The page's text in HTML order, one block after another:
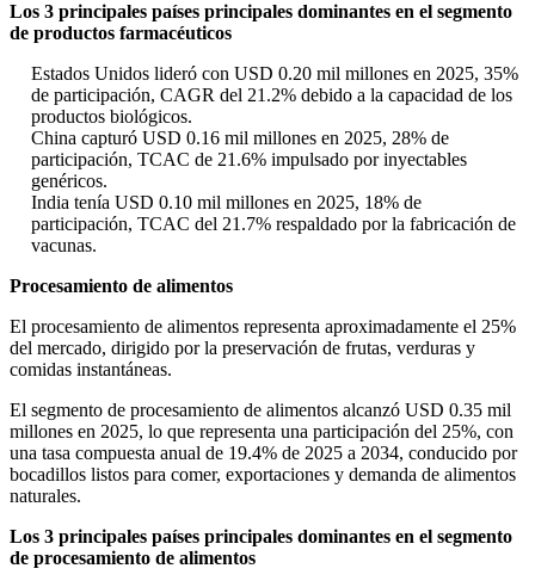
Los 3 principales países principales dominantes en el segmento
de productos farmacéuticos
Estados Unidos lideró con USD 0.20 mil millones en 2025, 35%
de participación, CAGR del 21.2% debido a la capacidad de los
productos biológicos.
China capturó USD 0.16 mil millones en 2025, 28% de
participación, TCAC de 21.6% impulsado por inyectables
genéricos.
India tenía USD 0.10 mil millones en 2025, 18% de
participación, TCAC del 21.7% respaldado por la fabricación de
vacunas.
Procesamiento de alimentos
El procesamiento de alimentos representa aproximadamente el 25%
del mercado, dirigido por la preservación de frutas, verduras y
comidas instantáneas.
El segmento de procesamiento de alimentos alcanzó USD 0.35 mil
millones en 2025, lo que representa una participación del 25%, con
una tasa compuesta anual de 19.4% de 2025 a 2034, conducido por
bocadillos listos para comer, exportaciones y demanda de alimentos
naturales.
Los 3 principales países principales dominantes en el segmento
de procesamiento de alimentos